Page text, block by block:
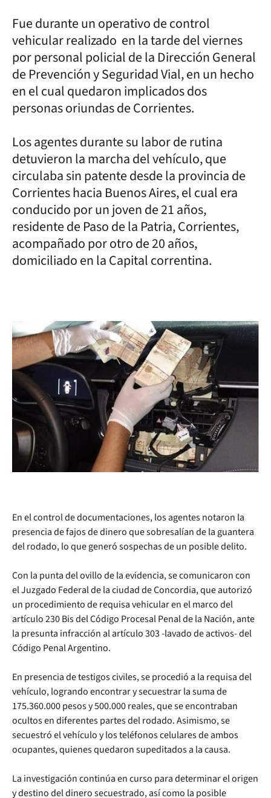
Fue durante un operativo de control
vehicular realizado en la tarde del viernes
por personal policial de la Dirección General
de Prevención y Seguridad Vial, en un hecho
en el cual quedaron implicados dos
personas oriundas de Corrientes.
Los agentes durante su labor de rutina
detuvieron la marcha del vehículo, que
circulaba sin patente desde la provincia de
Corrientes hacia Buenos Aires, el cual era
conducido por un joven de 21 años,
residente de Paso de la Patria, Corrientes,
acompañado por otro de 20 años,
domiciliado en la Capital correntina.
En el control de documentaciones, los agentes notaron la
presencia de fajos de dinero que sobresalían de la guantera
del rodado, lo que generó sospechas de un posible delito.
Con la punta del ovillo de la evidencia, se comunicaron con
el Juzgado Federal de la ciudad de Concordia, que autorizó
un procedimiento de requisa vehicular en el marco del
artículo 230 Bis del Código Procesal Penal de la Nación, ante
la presunta infracción al artículo 303 -lavado de activos- del
Código Penal Argentino.
En presencia de testigos civiles, se procedió a la requisa del
vehículo, logrando encontrar y secuestrar la suma de
175.360.000 pesos y 500.000 reales, que se encontraban
ocultos en diferentes partes del rodado. Asimismo, se
secuestró el vehículo y los teléfonos celulares de ambos
ocupantes, quienes quedaron supeditados a la causa.
La investigación continúa en curso para determinar el origen
y destino del dinero secuestrado, así como la posible